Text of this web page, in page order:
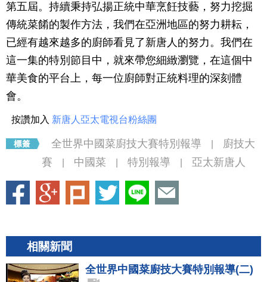
第五屆。持續秉持弘揚正統中華烹飪技藝，努力挖掘
傳統菜餚的製作方法，我們在亞洲地區的努力耕耘，
已經有越來越多的廚師看見了新唐人的努力。我們在
這一集的特別節目中，就來帶您細緻瀏覽，在這個中
華美食的平台上，每一位廚師對正統料理的深刻體
會。
按讚加入 新唐人亞太電視台粉絲團
全世界中國菜廚技大賽特別報導
廚技大
賽
中國菜 特別報導 亞太新唐人
相關新聞
全世界中國菜廚技大賽特別報導(二)